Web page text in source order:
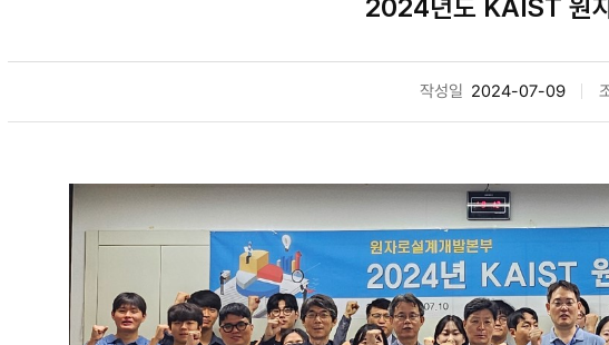
2024년도 KAIST 원
작성일 2024-07-09